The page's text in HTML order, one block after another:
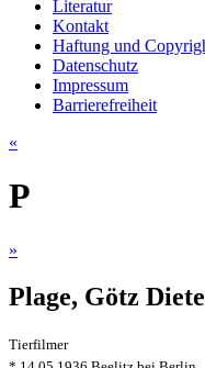
Literatur
Kontakt
Haftung und
Datenschutz
Impressum
Barrierefreiheit
«
P
»
Plage, Götz
Tierfilmer